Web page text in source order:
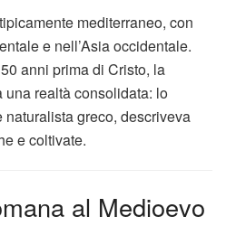
mediterraneo, con
e nell’Asia occidentale.
anni prima di Cristo, la
realtà consolidata: lo
naturalista greco, descriveva
e coltivate.
al Medioevo